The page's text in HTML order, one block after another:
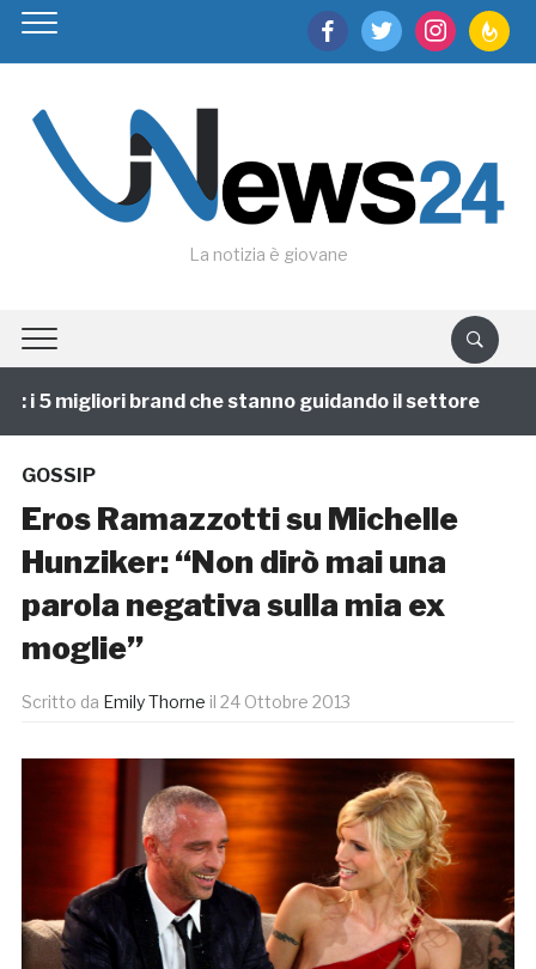
facebooktwitter instagram
La notizia è giovane
5 migliori brand che stanno guidando il settore
GOSSIP
Eros Ramazzotti su Michelle
Hunziker: “Non dirò mai una
parola negativa sulla mia ex
moglie”
Scritto da Emily Thorne il 24 Ottobre 2013